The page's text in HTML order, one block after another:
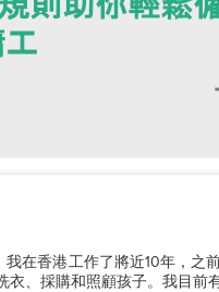
在香港工作了將近10年，之
、採購和照顧孩子。我目前